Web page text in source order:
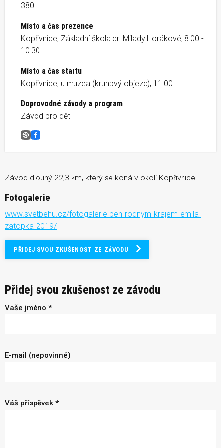
380
Místo a čas prezence
Kopřivnice, Základní škola dr. Milady Horákové, 8:00 -
10:30
Místo a čas startu
Kopřivnice, u muzea (kruhový objezd), 11:00
Doprovodné závody a program
Závod pro děti
Běh rodným krajem Emila Zátopka
Facebook
Závod dlouhý 22,3 km, který se koná v okolí Kopřivnice.
Fotogalerie
www.svetbehu.cz/fotogalerie-beh-rodnym-krajem-emila-
zatopka-2019/
PŘIDEJ SVOU ZKUŠENOST ZE ZÁVODU
Přidej svou zkušenost ze závodu
Vaše jméno *
E-mail (nepovinné)
Váš příspěvek *